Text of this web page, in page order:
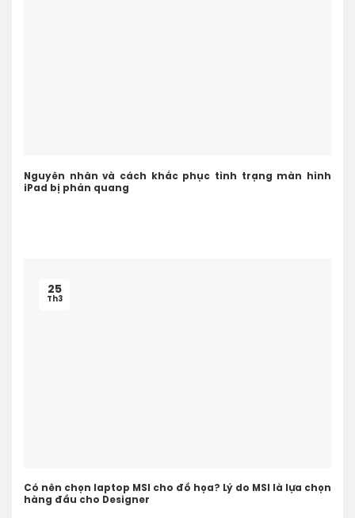
Nguyên nhân và cách khắc phục tình trạng màn hình
iPad bị phản quang
Có nên chọn laptop MSI cho đồ họa? Lý do MSI là lựa chọn
hàng đầu cho Designer
25
Th3